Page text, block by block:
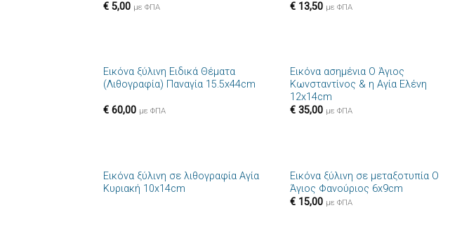
€5,00 με ΦΠΑ
€ 13,50 με ΦΠΑ
Πρόσθήκη
στην λίστα
Εικόνα ξύλινη Ειδικά Θέματα
(Λιθογραφία) Παναγία 15.5x44cm
€60,00 με ΦΠΑ
Πρόσθήκη
στην λίστα
Εικόνα ασημένια Ο Άγιος
Κωνσταντίνος & η Αγία Ελένη
12x14cm
€ 35,00 με ΦΠΑ
Πρόσθήκη
Εικόνα ξύλινη σε λιθογραφία Αγία
Κυριακή 10x14cm
Πρόσθήκη
Εικόνα ξύλινη σε μεταξοτυπία Ο
Άγιος Φανούριος 6x9cm
€ 15,00 με ΦΠΑ